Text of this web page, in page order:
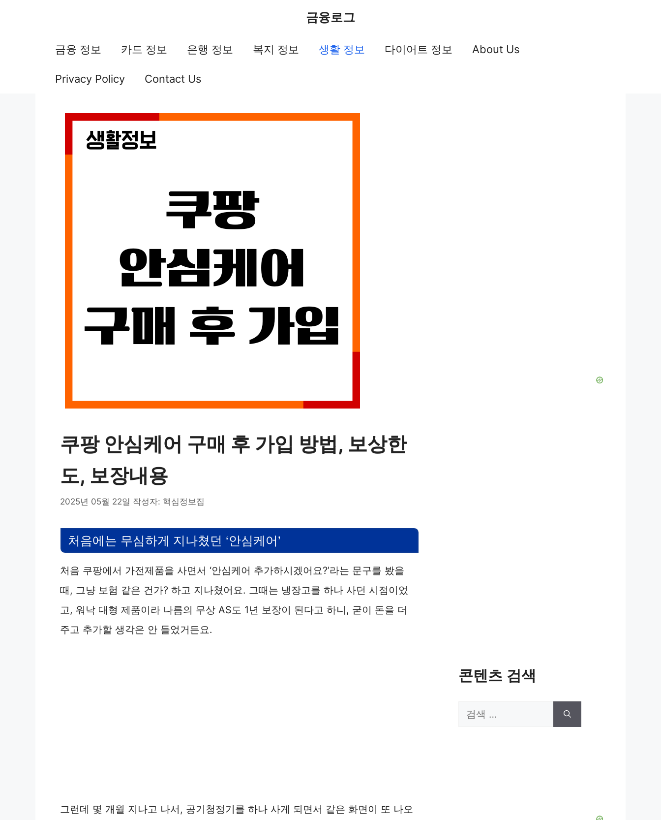
금융로그
금융 정보 카드 정보 은행 정보 복지 정보 생활 정보 다이어트 정보 About Us
Privacy Policy Contact Us
쿠팡 안심케어 구매 후 가입 방법, 보상한
도, 보장내용
2025년 05월 22일 작성자: 핵심정보집
처음에는 무심하게 지나쳤던 ‘안심케어’
처음 쿠팡에서 가전제품을 사면서 ‘안심케어 추가하시겠어요?’라는 문구를 봤을
때, 그냥 보험 같은 건가? 하고 지나쳤어요. 그때는 냉장고를 하나 사던 시점이었
고, 워낙 대형 제품이라 나름의 무상 AS도 1년 보장이 된다고 하니, 굳이 돈을 더
주고 추가할 생각은 안 들었거든요.
그런데 몇 개월 지나고 나서, 공기청정기를 하나 사게 되면서 같은 화면이 또 나오
콘텐츠 검색
검